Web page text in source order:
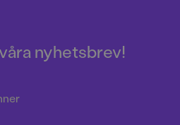
nyhetsbrev!